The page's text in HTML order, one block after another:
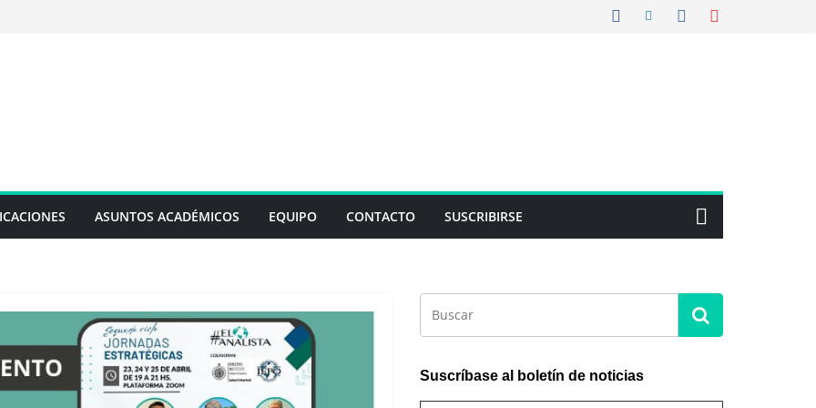
ASUNTOS ACADÉMICOS EQUIPO CONTACTO SUSCRIBIRSE
Suscríbase al boletín de noticias